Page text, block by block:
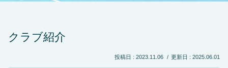
クラブ紹介
2023.11.06 2025.06.01